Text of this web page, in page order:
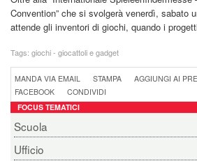
Convention” che si svolgerà venerdì, sabato
attende gli inventori di giochi, quando i
Tags: giochi - giocattoli e gadget
MANDA VIA EMAIL STAMPA AGGIUNGI AI
FACEBOOK
CONDIVIDI
FOCUS TEMATICI
Scuola
Ufficio